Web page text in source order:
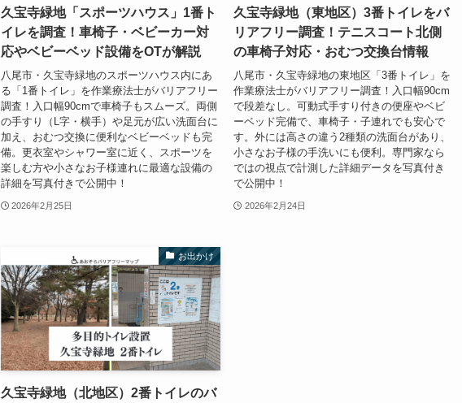
久宝寺緑地「スポーツハウス」1番ト
イレを調査！車椅子・ベビーカー対
応やベビーベッド設備をOTが解説
八尾市・久宝寺緑地のスポーツハウス内にあ
る「1番トイレ」を作業療法士がバリアフリー
調査！入口幅90cmで車椅子もスムーズ。両側
の手すり（L字・横手）や足元が広い洗面台に
加え、おむつ交換に便利なベビーベッドも完
備。更衣室やシャワー室に近く、スポーツを
楽しむ方や小さなお子様連れに最適な設備の
詳細を写真付きで公開中！
2026年2月25日
久宝寺緑地（東地区）3番トイレをバ
リアフリー調査！テニスコート北側
の車椅子対応・おむつ交換台情報
八尾市・久宝寺緑地の東地区「3番トイレ」を
作業療法士がバリアフリー調査！入口幅90cm
で段差なし。可動式手すり付きの便座やベビ
ーベッド完備で、車椅子・子連れでも安心で
す。外には高さの違う2種類の洗面台があり、
小さなお子様の手洗いにも便利。専門家なら
ではの視点で計測した詳細データを写真付き
で公開中！
2026年2月24日
お出かけ
久宝寺緑地（北地区）2番トイレのバ